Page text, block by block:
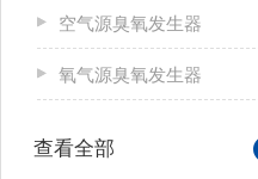
空气源臭氧发生器
氧气源臭氧发生器
查看全部